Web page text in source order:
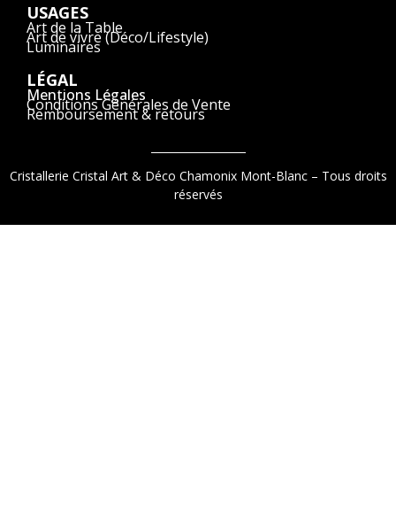
USAGES
Art de la Table
Art de vivre (Déco/Lifestyle)
Luminaires
LÉGAL
Mentions Légales
Conditions Générales de Vente
Remboursement & retours
Cristallerie Cristal Art & Déco Chamonix Mont-Blanc – Tous droits
réservés